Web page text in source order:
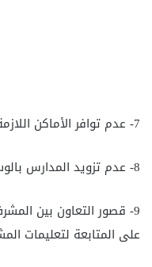
7- عدم توافر الأماكن اللازمة لعقد الاجتماعات والبرامج.
8- عدم تزويد المدارس بالوسائل المساعدة للإشراف التربوي.
9- قصور التعاون بين
على المتابعة لتعليمات